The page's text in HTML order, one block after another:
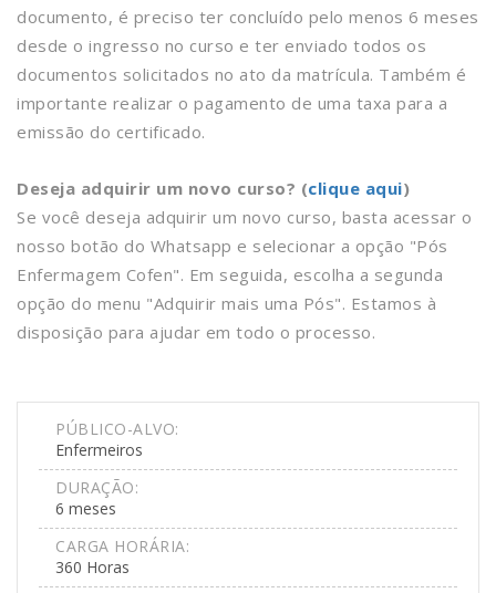
documento, é preciso ter concluído pelo menos 6 meses
desde o ingresso no curso e ter enviado todos os
documentos solicitados no ato da matrícula. Também é
importante realizar o pagamento de uma taxa para a
emissão do certificado.
Deseja adquirir um novo curso? (clique aqui)
Se você deseja adquirir um novo curso, basta acessar o
nosso botão do Whatsapp e selecionar a opção "Pós
Enfermagem Cofen". Em seguida, escolha a segunda
opção do menu "Adquirir mais uma Pós". Estamos à
disposição para ajudar em todo o processo.
PÚBLICO-ALVO:
Enfermeiros
DURAÇÃO:
6 meses
CARGA HORÁRIA:
360 Horas